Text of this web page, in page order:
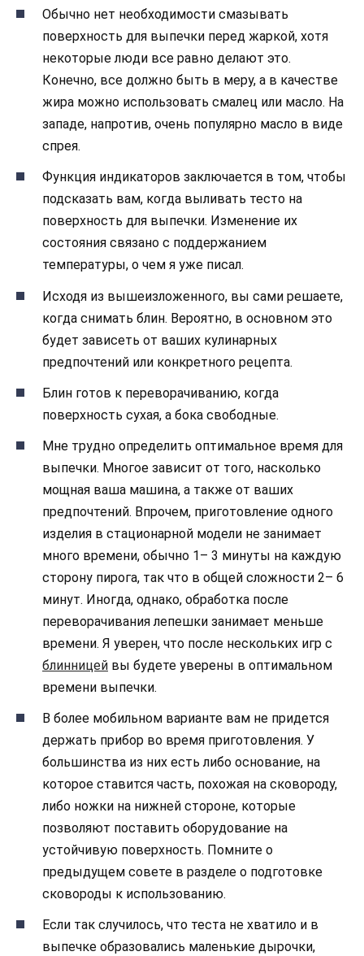
Обычно нет необходимости смазывать
поверхность для выпечки перед жаркой, хотя
некоторые люди все равно делают это.
Конечно, все должно быть в меру, а в качестве
жира можно использовать смалец или масло. На
западе, напротив, очень популярно масло в виде
спрея.
Функция индикаторов заключается в том, чтобы
подсказать вам, когда выливать тесто на
поверхность для выпечки. Изменение их
состояния связано с поддержанием
температуры, о чем я уже писал.
Исходя из вышеизложенного, вы сами решаете,
когда снимать блин. Вероятно, в основном это
будет зависеть от ваших кулинарных
предпочтений или конкретного рецепта.
Блин готов к переворачиванию, когда
поверхность сухая, а бока свободные.
Мне трудно определить оптимальное время для
выпечки. Многое зависит от того, насколько
мощная ваша машина, а также от ваших
предпочтений. Впрочем, приготовление одного
изделия в стационарной модели не занимает
много времени, обычно 1– 3 минуты на каждую
сторону пирога, так что в общей сложности 2– 6
минут. Иногда, однако, обработка после
переворачивания лепешки занимает меньше
времени. Я уверен, что после нескольких игр с
блинницей вы будете уверены в оптимальном
времени выпечки.
В более мобильном варианте вам не придется
держать прибор во время приготовления. У
большинства из них есть либо основание, на
которое ставится часть, похожая на сковороду,
либо ножки на нижней стороне, которые
позволяют поставить оборудование на
устойчивую поверхность. Помните о
предыдущем совете в разделе о подготовке
сковороды к использованию.
Если так случилось, что теста не хватило и в
выпечке образовались маленькие дырочки,